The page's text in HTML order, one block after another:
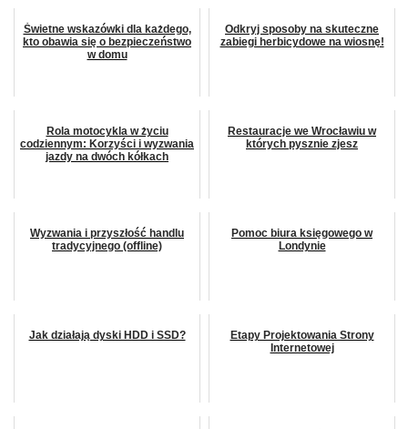
Świetne wskazówki dla każdego,
kto obawia się o bezpieczeństwo
w domu
Odkryj sposoby na skuteczne
zabiegi herbicydowe na wiosnę!
Rola motocykla w życiu
codziennym: Korzyści i wyzwania
jazdy na dwóch kółkach
Restauracje we Wrocławiu w
których pysznie zjesz
Wyzwania i przyszłość handlu
tradycyjnego (offline)
Pomoc biura księgowego w
Londynie
Jak działają dyski HDD i SSD?
Etapy Projektowania Strony
Internetowej